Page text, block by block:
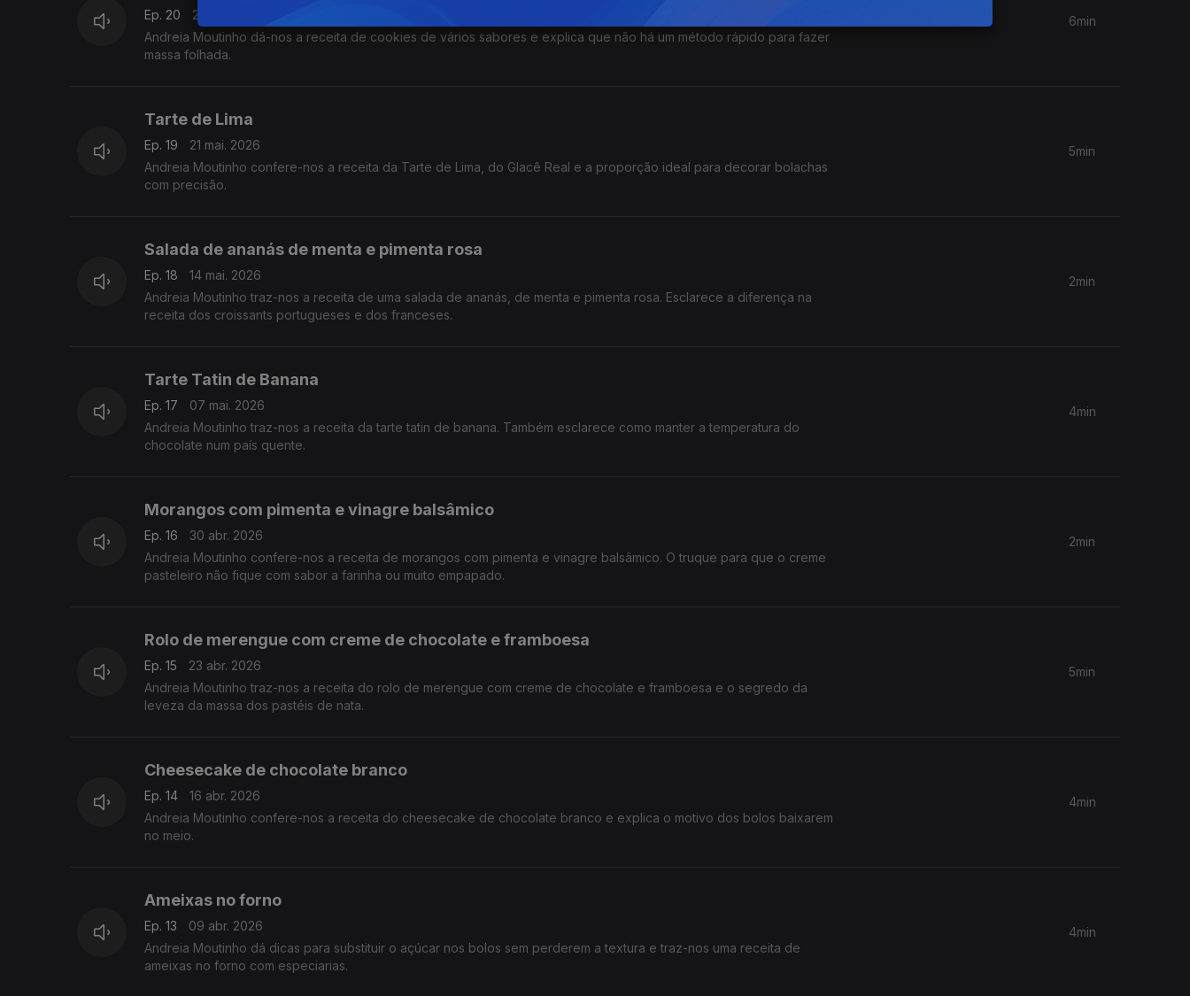
Ep. 20
28 mai. 2026
Andreia Moutinho dá-nos a receita de cookies de vários sabores e explica que não há um método rápido para fazer
massa folhada.
6min
Tarte de Lima
Ep. 19
21 mai. 2026
Andreia Moutinho confere-nos a receita da Tarte de Lima, do Glacê Real e a proporção ideal para decorar bolachas
com precisão.
5min
Salada de ananás de menta e pimenta rosa
Ep. 18
14 mai. 2026
Andreia Moutinho traz-nos a receita de uma salada de ananás, de menta e pimenta rosa. Esclarece a diferença na
receita dos croissants portugueses e dos franceses.
2min
Tarte Tatin de Banana
Ep. 17
07 mai. 2026
Andreia Moutinho traz-nos a receita da tarte tatin de banana. Também esclarece como manter a temperatura do
chocolate num país quente.
4min
Morangos com pimenta e vinagre balsâmico
Ep. 16
30 abr. 2026
Andreia Moutinho confere-nos a receita de morangos com pimenta e vinagre balsâmico. O truque para que o creme
pasteleiro não fique com sabor a farinha ou muito empapado.
2min
Rolo de merengue com creme de chocolate e framboesa
Ep. 15
23 abr. 2026
Andreia Moutinho traz-nos a receita do rolo de merengue com creme de chocolate e framboesa e o segredo da
leveza da massa dos pastéis de nata.
5min
Cheesecake de chocolate branco
Ep. 14
16 abr. 2026
Andreia Moutinho confere-nos a receita do cheesecake de chocolate branco e explica o motivo dos bolos baixarem
no meio.
4min
Ameixas no forno
Ep. 13
09 abr. 2026
Andreia Moutinho dá dicas para substituir o açúcar nos bolos sem perderem a textura e traz-nos uma receita de
ameixas no forno com especiarias.
4min